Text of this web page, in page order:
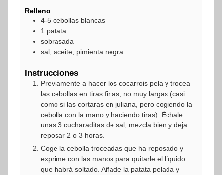
Relleno
4-5 cebollas blancas
1 patata
sobrasada
sal, aceite, pimienta negra
Instrucciones
Previamente a hacer los cocarrois pela y trocea
las cebollas en tiras finas, no muy largas (casi
como si las cortaras en juliana, pero cogiendo la
cebolla con la mano y haciendo tiras). Échale
unas 3 cucharaditas de sal, mezcla bien y deja
reposar 2 o 3 horas.
Coge la cebolla troceadas que ha reposado y
exprime con las manos para quitarle el líquido
que habrá soltado. Añade la patata pelada y